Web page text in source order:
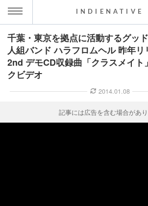
MENU
ス一覧
INDIENATIVE
千葉・東京を拠点に活動するグッ
人組バンド ハラフロムヘル 昨年リ
2nd デモCD収録曲「クラスメイト
クビデオ
2014.01.08
記事には広告を含む場合があ